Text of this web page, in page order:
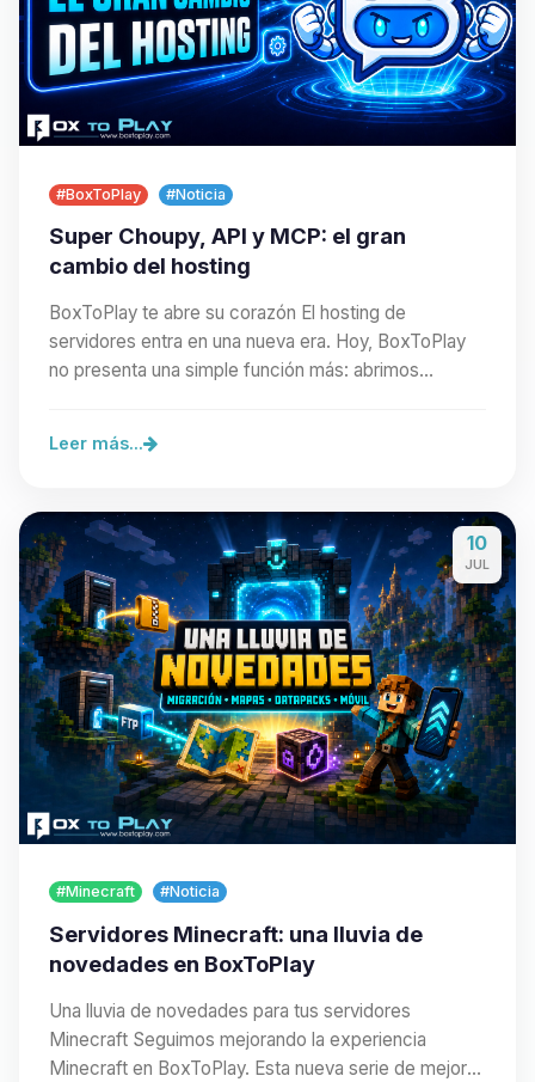
#BoxToPlay #Noticia
Super Choupy, API y MCP: el gran
cambio del hosting
BoxToPlay te abre su corazón El hosting de
servidores entra en una nueva era. Hoy, BoxToPlay
no presenta una simple función más: abrimos
Leer más...
10
JUL
#Minecraft #Noticia
Servidores Minecraft: una lluvia de
novedades en BoxToPlay
Una lluvia de novedades para tus servidores
Minecraft Seguimos mejorando la experiencia
Minecraft en BoxToPlay. Esta nueva serie de mejoras